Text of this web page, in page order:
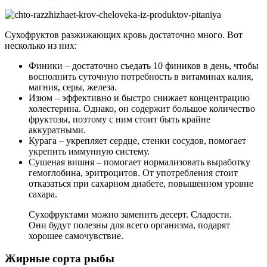
Сухофруктов разжижающих кровь достаточно много. Вот
несколько из них:
Финики – достаточно съедать 10 фиников в день, чтобы
восполнить суточную потребность в витаминах калия,
магния, серы, железа.
Изюм – эффективно и быстро снижает концентрацию
холестерина. Однако, он содержит большое количество
фруктозы, поэтому с ним стоит быть крайне
аккуратными.
Курага – укрепляет сердце, стенки сосудов, помогает
укрепить иммунную систему.
Сушеная вишня – помогает нормализовать выработку
гемоглобина, эритроцитов. От употребления стоит
отказаться при сахарном диабете, повышенном уровне
сахара.
Сухофруктами можно заменить десерт. Сладости.
Они будут полезны для всего организма, подарят
хорошее самочувствие.
Жирные сорта рыбы